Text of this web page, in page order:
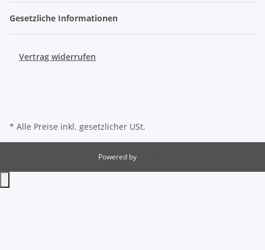
Gesetzliche Informationen
Vertrag widerrufen
* Alle Preise inkl. gesetzlicher USt.
Powered by